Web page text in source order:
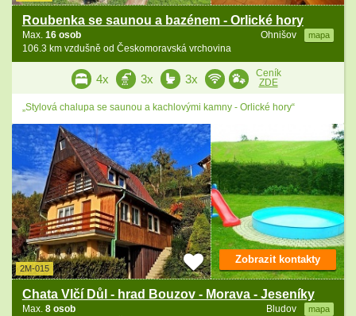
Roubenka se saunou a bazénem - Orlické hory
Ohnišov mapa
Max. 16 osob
106.3 km vzdušně od Českomoravská vrchovina
4x 3x 3x
Ceník
ZDE
„Stylová chalupa se saunou a kachlovými kamny - Orlické hory“
2M-015
Chata Vlčí Důl - hrad Bouzov - Morava - Jeseníky
Bludov mapa
Max. 8 osob
Zobrazit kontakty